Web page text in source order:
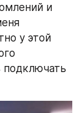
и
у этой
подключать